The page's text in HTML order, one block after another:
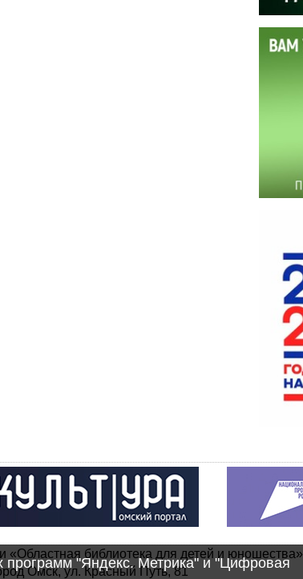
библиотека для детей и юношества»
Омск, ул. Красный Путь, 81
программ "Яндекс. Метрика" и "Цифровая